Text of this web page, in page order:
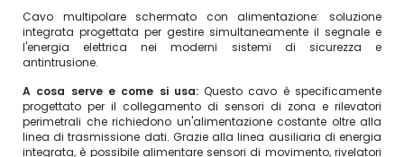
Cavo multipolare schermato con alimentazione: soluzione
integrata progettata per gestire simultaneamente il segnale e
l'energia elettrica nei moderni sistemi di sicurezza e
antintrusione.
A cosa serve e come si usa:Questo cavo è specificamente
progettato per il collegamento di sensori di zona e rilevatori
perimetrali che richiedono un'alimentazione costante oltre alla
linea di trasmissione dati. Grazie alla linea ausiliaria di energia
integrata, è possibile alimentare sensori di movimento, rivelatori